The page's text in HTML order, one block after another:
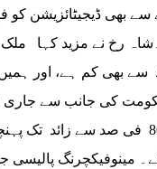
سے بھی ڈیجیٹائزیشن کو
فی صد سے بھی کم ہے، اور
کی جانب سے جاری
گے۔ مینوفیکچرنگ